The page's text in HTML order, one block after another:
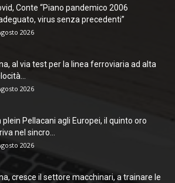
Conte “Piano pandemico 2006
virus senza precedenti”
2026
al via test per la linea ferroviaria ad alta
2026
plein Pellacani agli Europei, il quinto oro
nel sincro...
2026
cresce il settore macchinari, a trainare le